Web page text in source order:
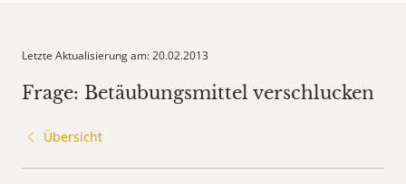
Letzte Aktualisierung am: 20.02.2013
Frage: Betäubungsmittel verschlucken
Übersicht